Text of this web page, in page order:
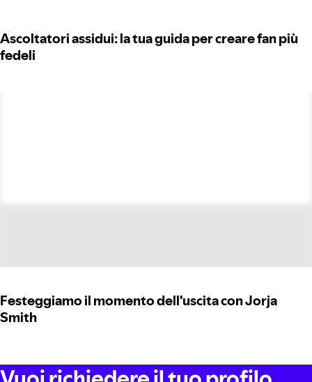
Ascoltatori assidui: la tua guida per creare fan più
fedeli
Festeggiamo il momento dell'uscita con Jorja
Smith